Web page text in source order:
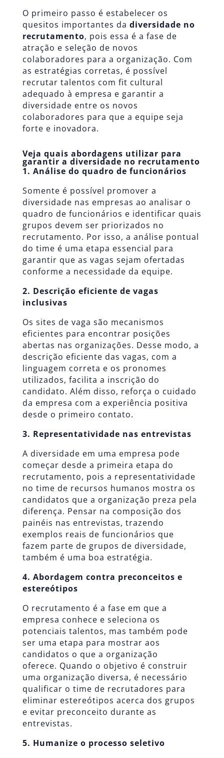
O primeiro passo é estabelecer os
quesitos importantes da diversidade no
recrutamento, pois essa é a fase de
atração e seleção de novos
colaboradores para a organização. Com
as estratégias corretas, é possível
recrutar talentos com fit cultural
adequado à empresa e garantir a
diversidade entre os novos
colaboradores para que a equipe seja
forte e inovadora.
Veja quais abordagens utilizar para
garantir a diversidade no recrutamento
1. Análise do quadro de funcionários
Somente é possível promover a
diversidade nas empresas ao analisar o
quadro de funcionários e identificar quais
grupos devem ser priorizados no
recrutamento. Por isso, a análise pontual
do time é uma etapa essencial para
garantir que as vagas sejam ofertadas
conforme a necessidade da equipe.
2. Descrição eficiente de vagas
inclusivas
Os sites de vaga são mecanismos
eficientes para encontrar posições
abertas nas organizações. Desse modo, a
descrição eficiente das vagas, com a
linguagem correta e os pronomes
utilizados, facilita a inscrição do
candidato. Além disso, reforça o cuidado
da empresa com a experiência positiva
desde o primeiro contato.
3. Representatividade nas entrevistas
A diversidade em uma empresa pode
começar desde a primeira etapa do
recrutamento, pois a representatividade
no time de recursos humanos mostra os
candidatos que a organização preza pela
diferença. Pensar na composição dos
painéis nas entrevistas, trazendo
exemplos reais de funcionários que
fazem parte de grupos de diversidade,
também é uma boa estratégia.
4. Abordagem contra preconceitos e
estereótipos
O recrutamento é a fase em que a
empresa conhece e seleciona os
potenciais talentos, mas também pode
ser uma etapa para mostrar aos
candidatos o que a organização
oferece. Quando o objetivo é construir
uma organização diversa, é necessário
qualificar o time de recrutadores para
eliminar estereótipos acerca dos grupos
e evitar preconceito durante as
entrevistas.
5. Humanize o processo seletivo